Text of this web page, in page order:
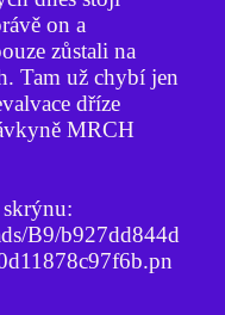
on a
zůstali na
Tam už chybí jen
dříze
MRCH
skrýnu:
B9/b927dd844d